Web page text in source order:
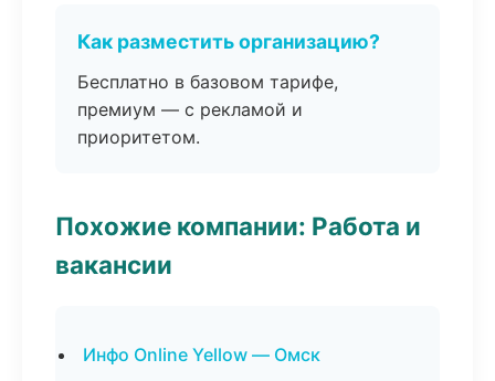
Как разместить организацию?
Бесплатно в базовом тарифе,
премиум — с рекламой и
приоритетом.
Похожие компании: Работа и
вакансии
Инфо Online Yellow — Омск